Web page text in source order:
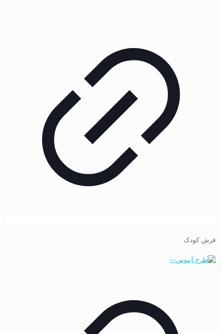
فرش کودک